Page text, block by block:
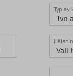
Typ av